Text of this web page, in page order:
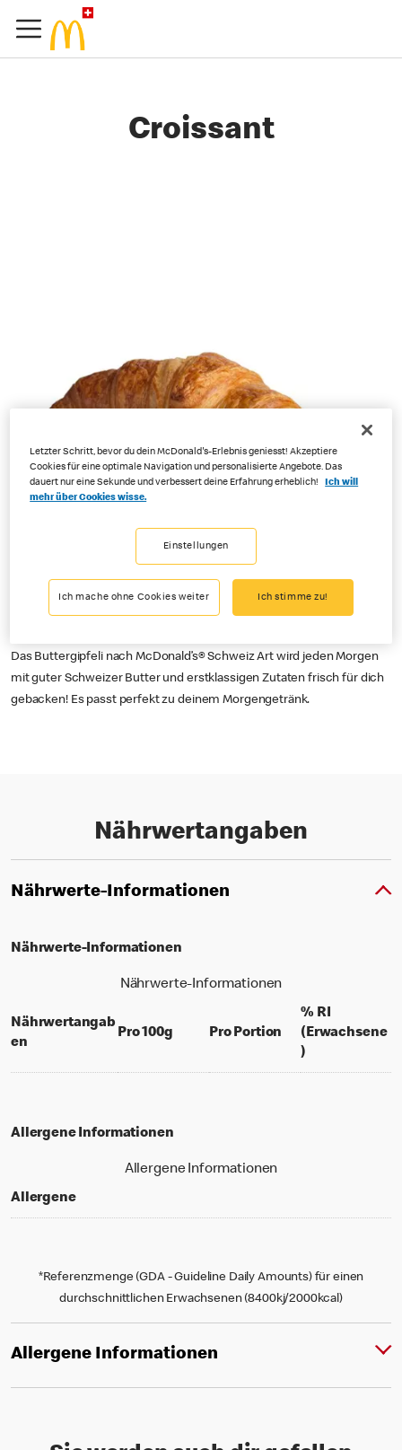
Croissant
Das Buttergipfeli nach McDonald’s® Schweiz Art wird jeden Morgen
mit guter Schweizer Butter und erstklassigen Zutaten frisch für dich
gebacken! Es passt perfekt zu deinem Morgengetränk.
Nährwertangaben
Nährwerte-Informationen
Nährwerte-Informationen
Nährwerte-Informationen
Nährwertangab
en
Pro 100gper 100 grams
Pro Portion per portion
% RI
(Erwachsene
)% daily value
Allergene Informationen
Allergene Informationen
Allergene
*Referenzmenge (GDA - Guideline Daily Amounts) für einen
durchschnittlichen Erwachsenen (8400kj/2000kcal)
Allergene Informationen
Letzter Schritt, bevor du dein McDonald's-Erlebnis geniesst! Akzeptiere
Cookies für eine optimale Navigation und personalisierte Angebote. Das
dauert nur eine Sekunde und verbessert deine Erfahrung erheblich!
Ich will
mehr über Cookies wisse.
Einstellungen
Ich mache ohne Cookies weiter Ich stimme zu!